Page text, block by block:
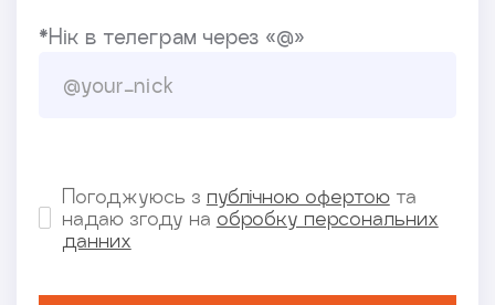
*Нік в телеграм через «@»
Погоджуюсь з публічною офертоюта
надаю згоду на обробку персональних
данних